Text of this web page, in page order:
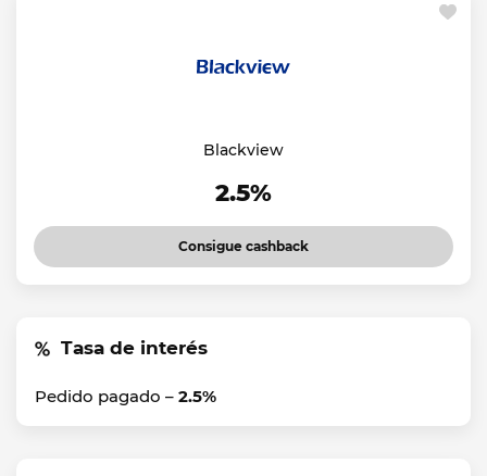
Blackview
2.5%
Consigue cashback
Tasa de interés
Pedido pagado – 2.5%